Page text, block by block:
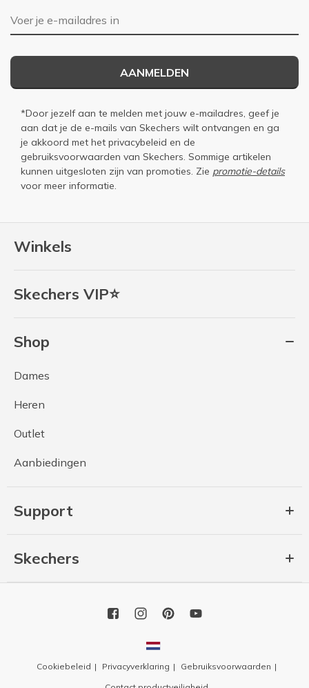
Winkels
Skechers VIP⭐
Shop
Dames
Heren
Outlet
Aanbiedingen
Support
Skechers
E-mailadres
AANMELDEN
*Door jezelf aan te melden met jouw e-mailadres, geef je
aan dat je de e-mails van Skechers wilt ontvangen en ga
je akkoord met het privacybeleid en de
gebruiksvoorwaarden van Skechers. Sommige artikelen
kunnen uitgesloten zijn van promoties. Zie promotie-details
voor meer informatie.
Cookiebeleid Privacyverklaring
Gebruiksvoorwaarden